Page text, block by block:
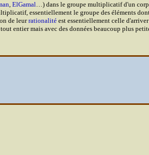
, ElGamal…) dans le groupe multiplicatif d'un
essentiellement le groupe des éléments
de leurrationalité est essentiellement celle
entier mais avec des données beaucoup plus